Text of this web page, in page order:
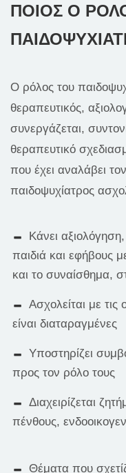
ΠΟΙΟΣ Ο
Ο ρόλος του
θεραπευτικός,
συνεργάζεται,
θεραπευτικό
που έχει αναλάβει
παιδοψυχίατρος
Κάνει
παιδιά και εφήβους
και το συναίσθημα,
Ασχολείται με τις
είναι διαταραγμένες
Υποστηρίζει
προς τον ρόλο τους
Διαχειρίζεται
πένθους,
Θέματα που